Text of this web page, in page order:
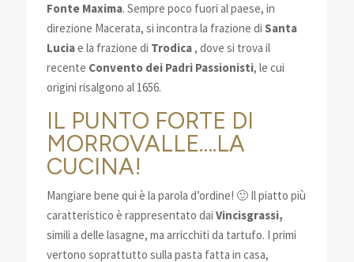
Fonte Maxima. Sempre poco fuori al paese, in
direzione Macerata, si incontra la frazione di Santa
Luciae la frazione di Trodica, dove si trova il
recente Convento dei Padri Passionisti, le cui
origini risalgono al 1656.
IL PUNTO FORTE DI
MORROVALLE….LA
CUCINA!
Mangiare bene qui è la parola d’ordine! 🙂 Il piatto più
caratteristico è rappresentato dai Vincisgrassi,
simili a delle lasagne, ma arricchiti da tartufo. I primi
vertono soprattutto sulla pasta fatta in casa,